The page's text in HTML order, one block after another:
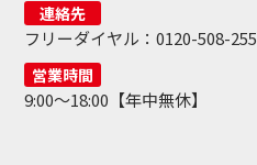
連絡先
フリーダイヤル：0120-508-255
営業時間
9:00～18:00【年中無休】